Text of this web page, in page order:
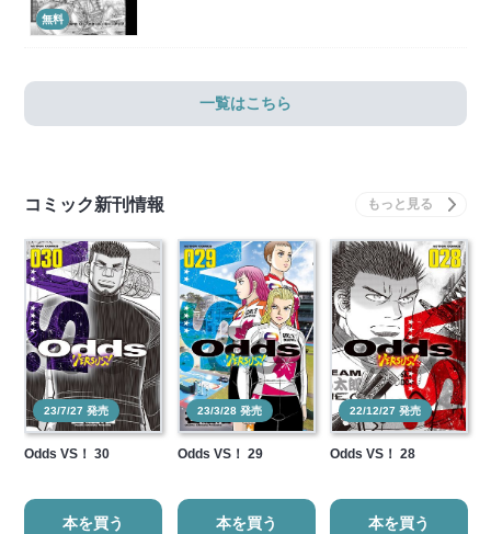
無料
一覧はこちら
コミック新刊情報
23/7/27 発売
Odds VS！ 30
本を買う
23/3/28 発売
Odds VS！ 29
本を買う
22/12/27 発売
Odds VS！ 28
本を買う